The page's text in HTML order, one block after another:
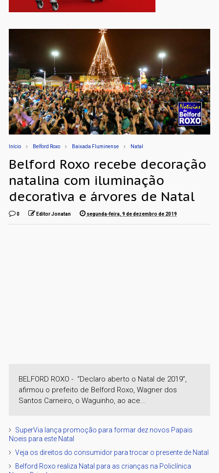
Início Belford Roxo Baixada Fluminense Natal
Belford Roxo recebe decoração
natalina com iluminação
decorativa e árvores de Natal
0 Editor Jonatan segunda-feira, 9 de dezembro de 2019
BELFORD ROXO - “Declaro aberto o Natal de 2019”,
afirmou o prefeito de Belford Roxo, Wagner dos
Santos Carneiro, o Waguinho, ao ace...
SuperVia lança promoção para formar dez novos Papais
Noeis para este Natal
Veja os direitos do consumidor para trocar o presente de Natal
Belford Roxo realiza Natal para as crianças na Policlínica